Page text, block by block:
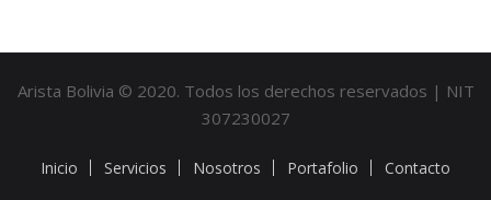
Arista Bolivia © 2020. Todos los derechos reservados | NIT
307230027
Inicio Servicios Nosotros Portafolio Contacto